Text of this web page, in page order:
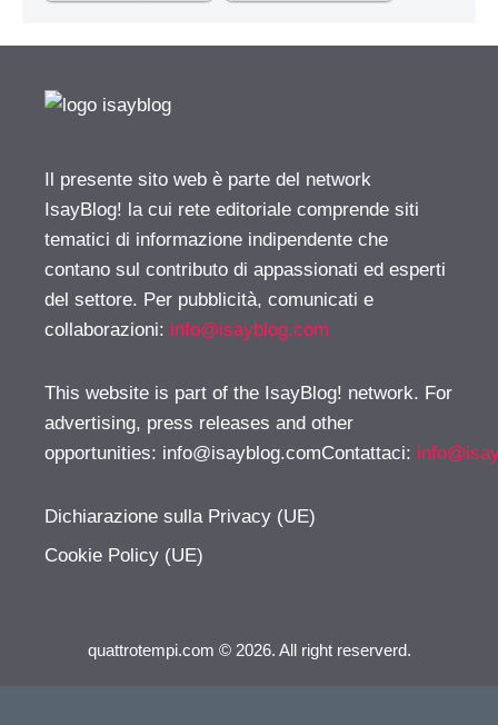
Il presente sito web è parte del network
IsayBlog! la cui rete editoriale comprende siti
tematici di informazione indipendente che
contano sul contributo di appassionati ed esperti
del settore. Per pubblicità, comunicati e
collaborazioni: info@isayblog.com
This website is part of the IsayBlog! network. For
advertising, press releases and other
opportunities: info@isayblog.comContattaci:
Dichiarazione sulla Privacy (UE)
Cookie Policy (UE)
quattrotempi.com © 2026. All right reserverd.